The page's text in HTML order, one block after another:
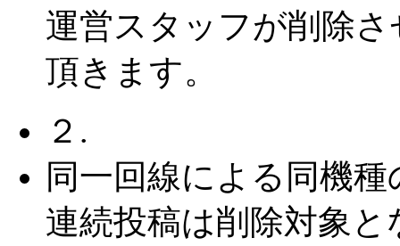
運営スタッフが削除さ
頂きます。
２.
同一回線による同機種
連続投稿は削除対象と